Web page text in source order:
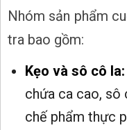
Nhóm sản phẩm
tra bao gồm:
Kẹo và sô cô la:
chứa ca cao, sô
chế phẩm thực